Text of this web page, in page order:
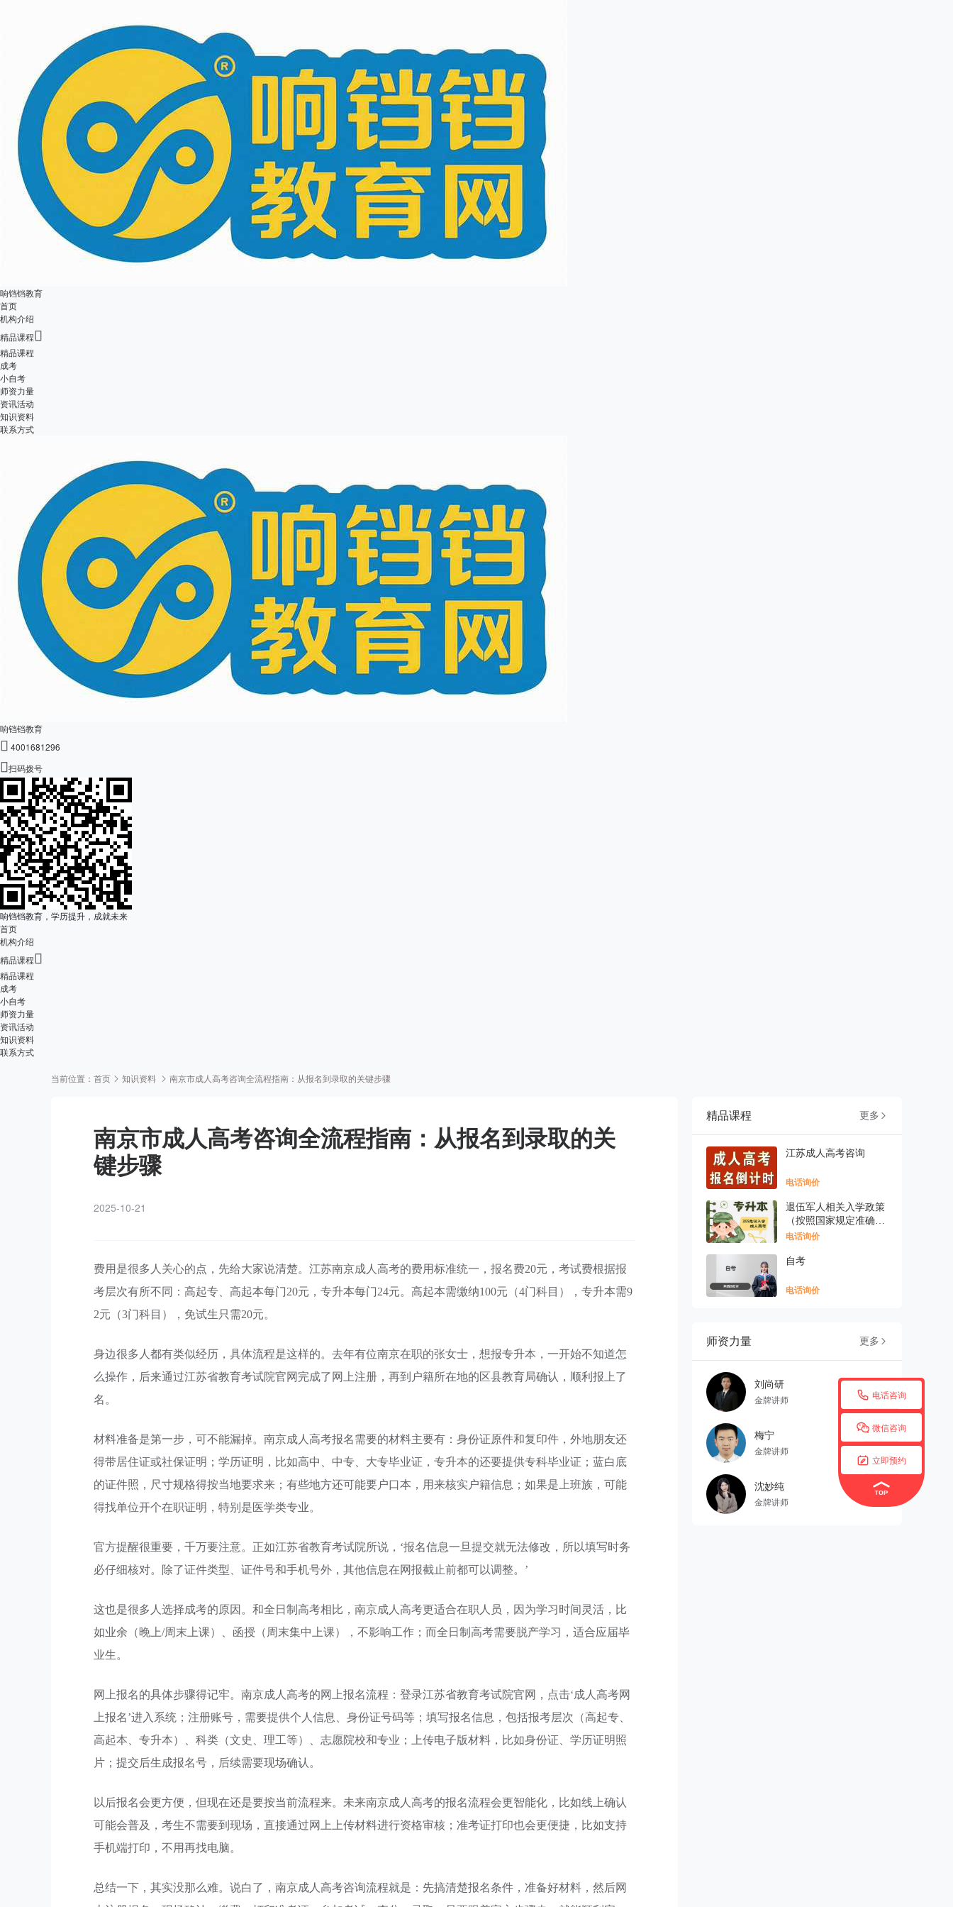
响铛铛教育
首页
机构介绍
精品课程
精品课程
成考
小自考
师资力量
资讯活动
知识资料
联系方式
响铛铛教育
 4001681296
扫码拨号
响铛铛教育，学历提升，成就未来
首页
机构介绍
精品课程
精品课程
成考
小自考
师资力量
资讯活动
知识资料
联系方式
 电话咨询
 微信咨询
 立即预约
当前位置： 首页 知识资料 南京市成人高考咨询全流程指南：从报名到录取的关键步骤
南京市成人高考咨询全流程指南：从报名到录取的关
键步骤
2025-10-21
费用是很多人关心的点，先给大家说清楚。江苏南京成人高考的费用标准统一，报名费20元，考试费根据报
考层次有所不同：高起专、高起本每门20元，专升本每门24元。高起本需缴纳100元（4门科目），专升本需9
2元（3门科目），免试生只需20元。
身边很多人都有类似经历，具体流程是这样的。去年有位南京在职的张女士，想报专升本，一开始不知道怎
么操作，后来通过江苏省教育考试院官网完成了网上注册，再到户籍所在地的区县教育局确认，顺利报上了
名。
材料准备是第一步，可不能漏掉。南京成人高考报名需要的材料主要有：身份证原件和复印件，外地朋友还
得带居住证或社保证明；学历证明，比如高中、中专、大专毕业证，专升本的还要提供专科毕业证；蓝白底
的证件照，尺寸规格得按当地要求来；有些地方还可能要户口本，用来核实户籍信息；如果是上班族，可能
得找单位开个在职证明，特别是医学类专业。
官方提醒很重要，千万要注意。正如江苏省教育考试院所说，‘报名信息一旦提交就无法修改，所以填写时务
必仔细核对。除了证件类型、证件号和手机号外，其他信息在网报截止前都可以调整。’
这也是很多人选择成考的原因。和全日制高考相比，南京成人高考更适合在职人员，因为学习时间灵活，比
如业余（晚上/周末上课）、函授（周末集中上课），不影响工作；而全日制高考需要脱产学习，适合应届毕
业生。
网上报名的具体步骤得记牢。南京成人高考的网上报名流程：登录江苏省教育考试院官网，点击‘成人高考网
上报名’进入系统；注册账号，需要提供个人信息、身份证号码等；填写报名信息，包括报考层次（高起专、
高起本、专升本）、科类（文史、理工等）、志愿院校和专业；上传电子版材料，比如身份证、学历证明照
片；提交后生成报名号，后续需要现场确认。
以后报名会更方便，但现在还是要按当前流程来。未来南京成人高考的报名流程会更智能化，比如线上确认
可能会普及，考生不需要到现场，直接通过网上上传材料进行资格审核；准考证打印也会更便捷，比如支持
手机端打印，不用再找电脑。
总结一下，其实没那么难。说白了，南京成人高考咨询流程就是：先搞清楚报名条件，准备好材料，然后网
精品课程 更多 
江苏成人高考咨询
电话询价
退伍军人相关入学政策
（按照国家规定准确表
述
电话询价
自考
电话询价
师资力量 更多 
刘尚研
金牌讲师
梅宁
金牌讲师
沈妙纯
金牌讲师